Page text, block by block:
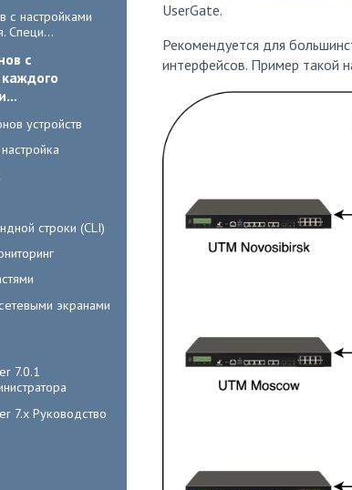
с настройками
Специ...
с
устройств
строки (CLI)
экранами
7.0.1
7.x Руководство
UserGate.
Рекомендуется для
интерфейсов. Пример такой